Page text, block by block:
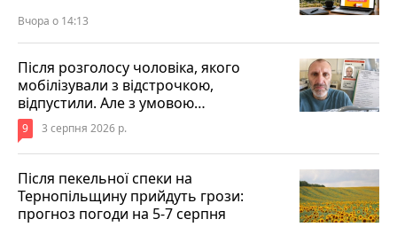
Вчора о 14:13
Після розголосу чоловіка, якого
мобілізували з відстрочкою,
відпустили. Але з умовою…
9 3 серпня 2026 р.
Після пекельної спеки на
Тернопільщину прийдуть грози:
прогноз погоди на 5-7 серпня